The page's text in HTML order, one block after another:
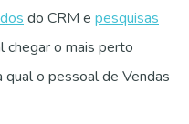
do CRM e pesquisas
chegar o mais perto
o pessoal de Vendas